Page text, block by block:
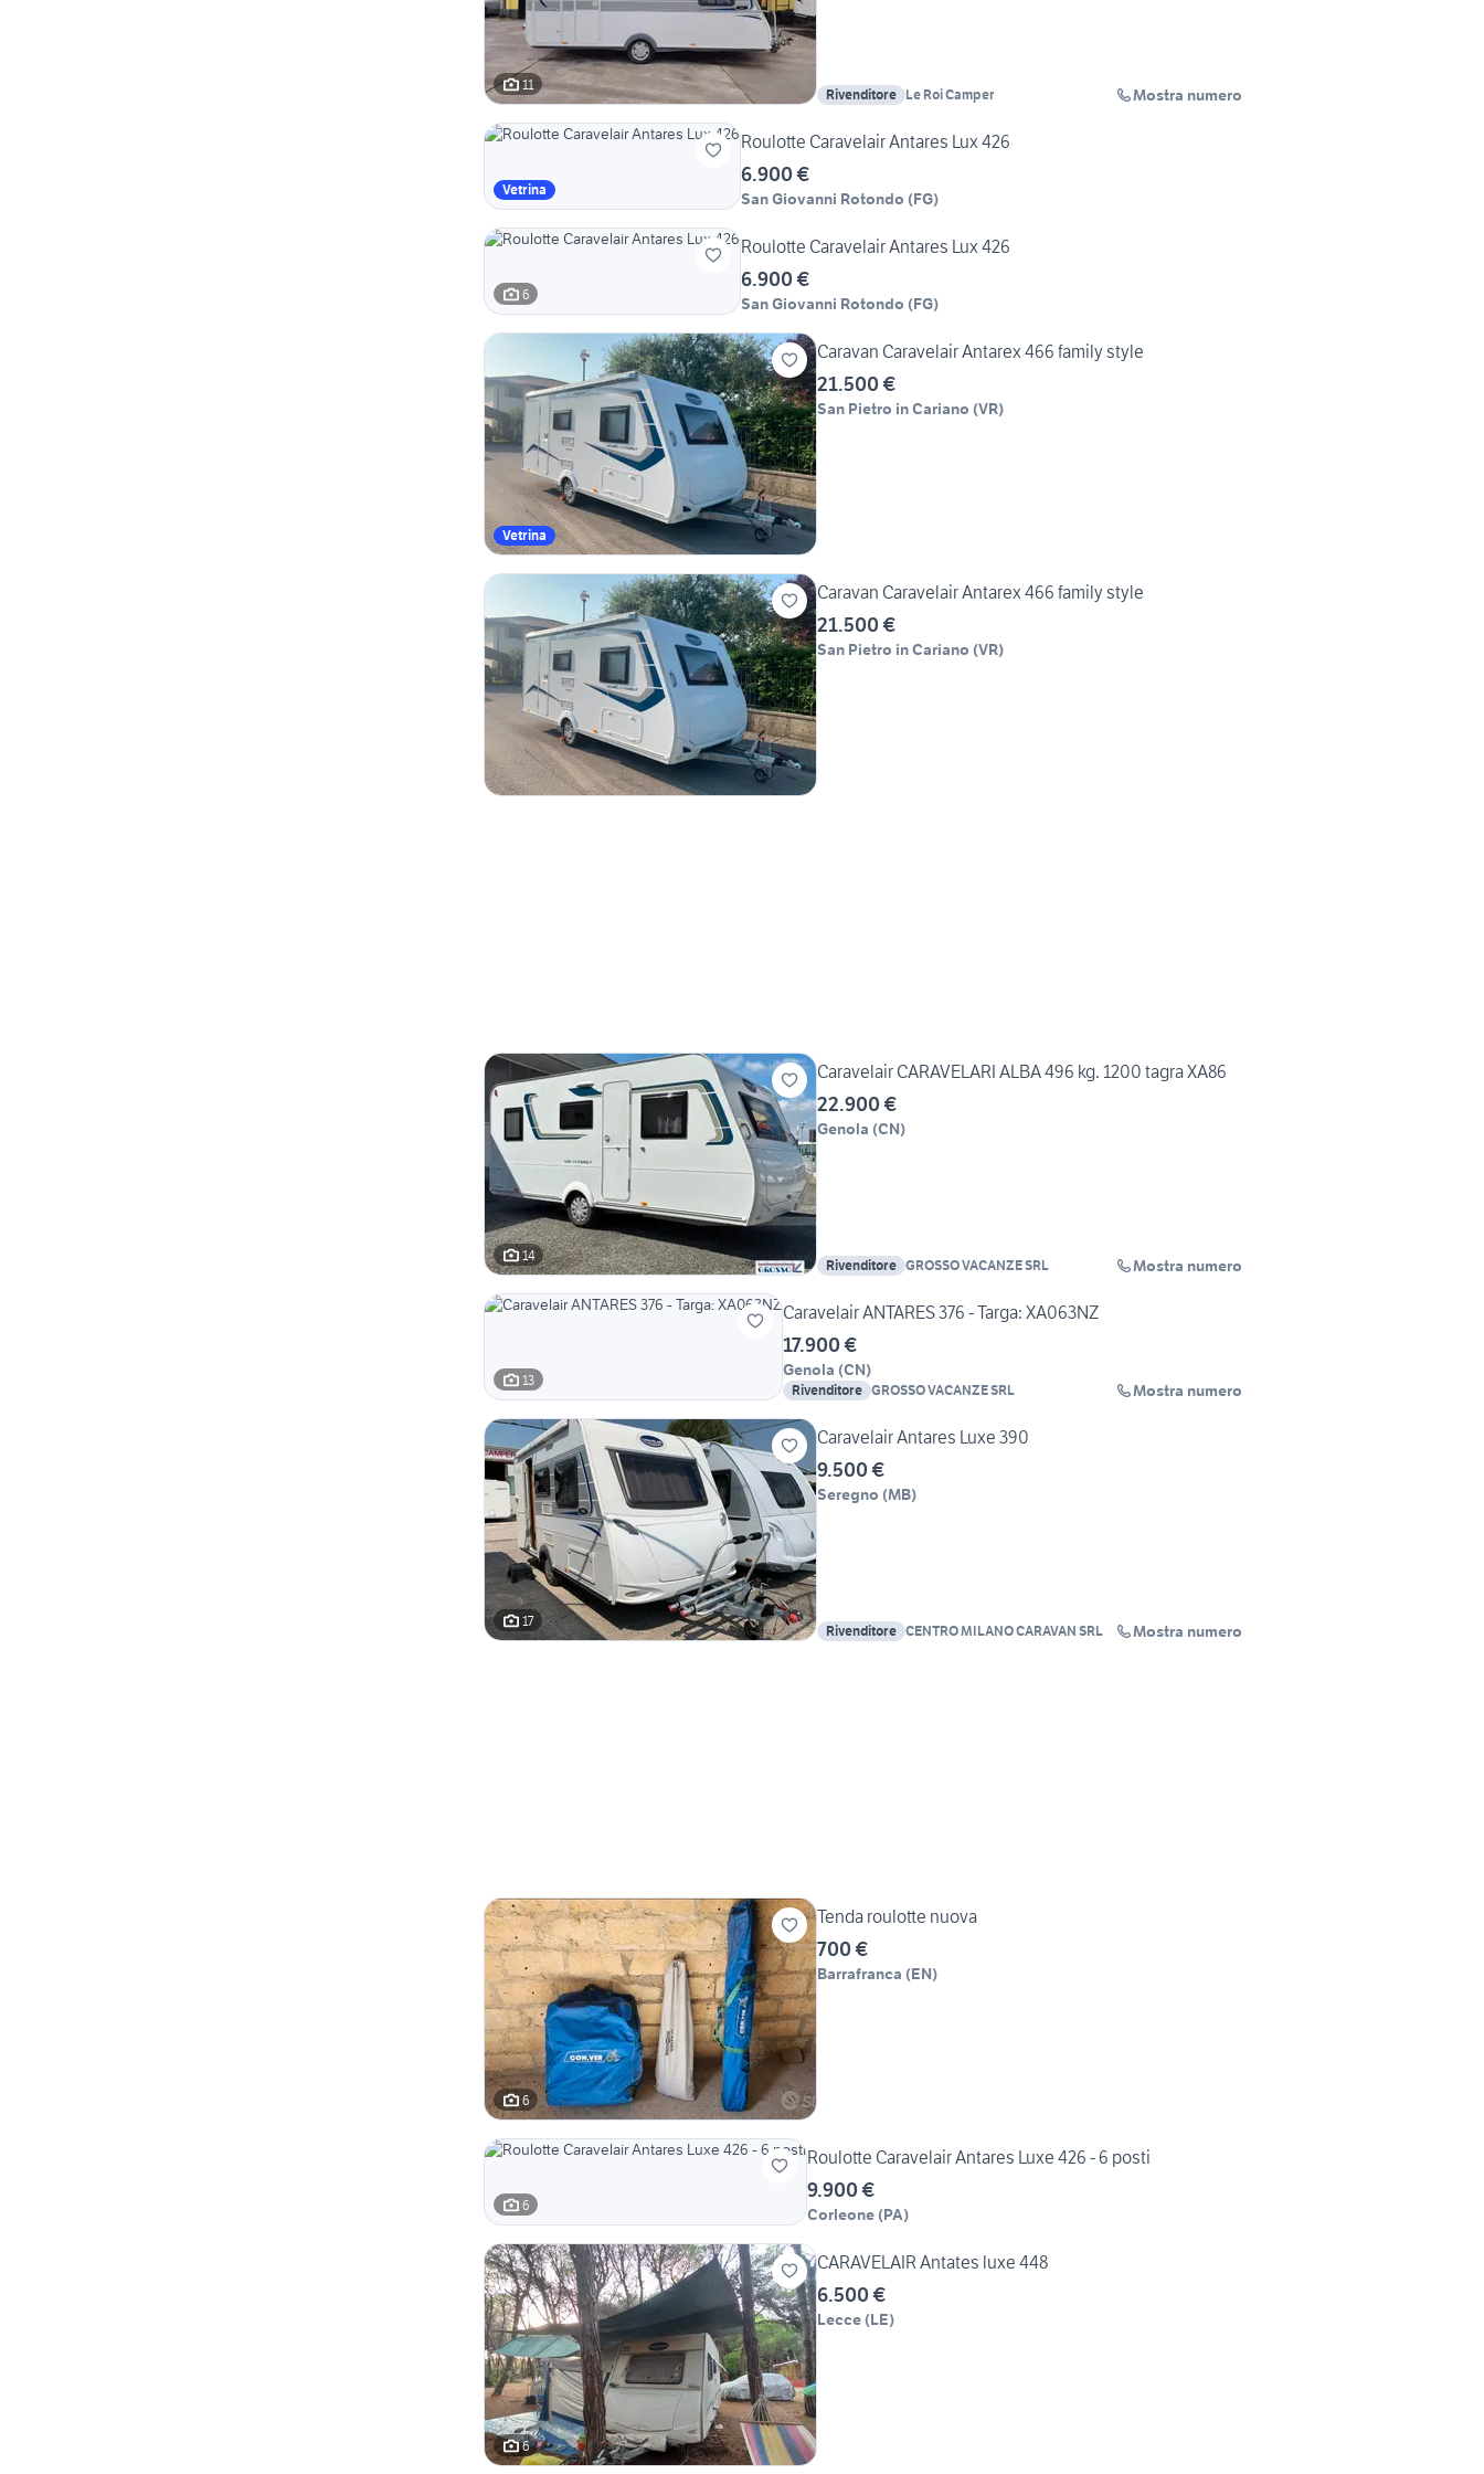
11
Rivenditore Le Roi Camper Mostra numero
Vetrina
Roulotte Caravelair Antares Lux 426
6.900 €
San Giovanni Rotondo (FG)
6
Roulotte Caravelair Antares Lux 426
6.900 €
San Giovanni Rotondo (FG)
Vetrina
Caravan Caravelair Antarex 466 family style
21.500 €
San Pietro in Cariano (VR)
Caravan Caravelair Antarex 466 family style
21.500 €
San Pietro in Cariano (VR)
14
Caravelair CARAVELARI ALBA 496 kg. 1200 tagra XA86
22.900 €
Genola (CN)
Rivenditore GROSSO VACANZE SRL Mostra numero
13
Caravelair ANTARES 376 - Targa: XA063NZ
17.900 €
Genola (CN)
Rivenditore GROSSO VACANZE SRL Mostra numero
17
Caravelair Antares Luxe 390
9.500 €
Seregno (MB)
Rivenditore CENTRO MILANO CARAVAN SRL Mostra numero
6
Tenda roulotte nuova
700 €
Barrafranca (EN)
6
Roulotte Caravelair Antares Luxe 426 - 6 posti
9.900 €
Corleone (PA)
6
CARAVELAIR Antates luxe 448
6.500 €
Lecce (LE)